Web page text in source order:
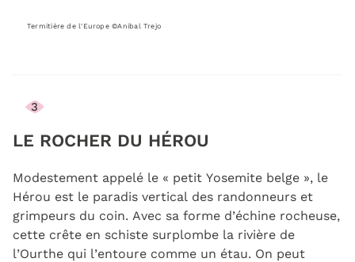
Termitière de l'Europe ©Anibal Trejo
3
LE ROCHER DU HÉROU
Modestement appelé le « petit Yosemite belge », le
Hérou est le paradis vertical des randonneurs et
grimpeurs du coin. Avec sa forme d’échine rocheuse,
cette crête en schiste surplombe la rivière de
l’Ourthe qui l’entoure comme un étau. On peut